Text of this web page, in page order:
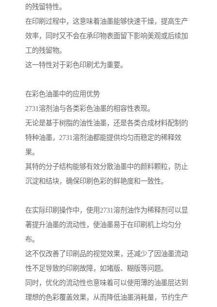
的残留特性。
在印刷过程中，这意味着油墨能够快速干燥，提高生产
效率，同时又不会在承印物表面留下影响美观或后续加
工的残留物。
这一特性对于彩色印刷尤为重要。
在彩色油墨中的应用优势
2731溶剂油与各类彩色油墨的相容性表现。
无论是基于树脂的油性油墨，还是各类合成材料配制的
特种油墨，2731溶剂油都能提供均匀而稳定的稀释效
果。
其特的分子结构能够有效分散油墨中的颜料颗粒，防止
沉淀和结块，确保印刷色彩的鲜艳度和一致性。
在实际印刷操作中，使用2731溶剂油作为稀释剂可以显
著提升油墨的流动性，使油墨易于在印刷机上均匀分
布。
这不仅改善了印刷品的视觉效果，还减少了因油墨流动
性不足导致的印刷故障，如堵版、糊版等问题。
同时，优化的流动性也意味着可以使用薄的油墨层达到
理想的色彩覆盖效果，从而降低油墨消耗量，节约生产